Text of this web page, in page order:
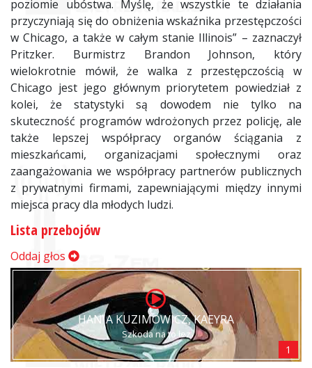
poziomie ubóstwa. Myślę, że wszystkie te działania
przyczyniają się do obniżenia wskaźnika przestępczości
w Chicago, a także w całym stanie Illinois” – zaznaczył
Pritzker. Burmistrz Brandon Johnson, który
wielokrotnie mówił, że walka z przestępczością w
Chicago jest jego głównym priorytetem powiedział z
kolei, że statystyki są dowodem nie tylko na
skuteczność programów wdrożonych przez policję, ale
także lepszej współpracy organów ściągania z
mieszkańcami, organizacjami społecznymi oraz
zaangażowania we współpracy partnerów publicznych
z prywatnymi firmami, zapewniającymi między innymi
miejsca pracy dla młodych ludzi.
Lista przebojów
Oddaj głos
HANIA KUZIMOWICZ, KAEYRA
Szkoda na to łez
1